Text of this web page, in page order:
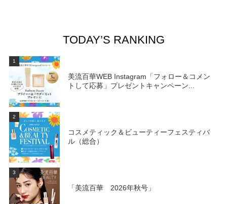
TODAY’S RANKING
1
美流百華WEB Instagram「フォロー＆コメン
トして応募」プレゼントキャンペーン...
2
コスメティック＆ビューティーフェスティバ
ル（総合）
3
「美流百華 2026年秋号」